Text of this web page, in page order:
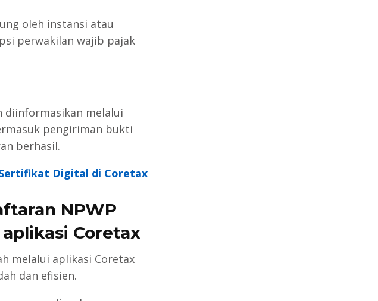
oleh instansi atau
perwakilan wajib pajak
diinformasikan melalui
pengiriman bukti
berhasil.
Digital di Coretax
NPWP
Coretax
melalui aplikasi Coretax
dan efisien.